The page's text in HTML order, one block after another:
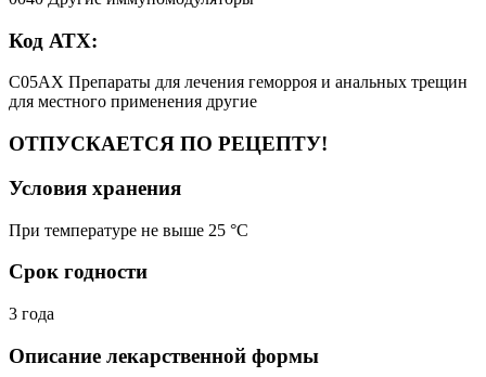
Код АТХ:
C05AX Препараты для лечения геморроя и анальных трещин
для местного применения другие
ОТПУСКАЕТСЯ ПО РЕЦЕПТУ!
Условия хранения
При температуре не выше 25 °C
Срок годности
3 года
Описание лекарственной формы